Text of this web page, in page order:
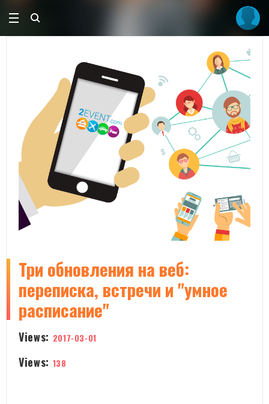
Три обновления на веб:
переписка, встречи и "умное
расписание"
Views: 2017-03-01
Views: 138